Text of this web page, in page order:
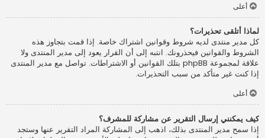
أعلى
لماذا أتلقى تحذيرات؟
كل مدير منتدى لديه شروط وقوانين اشتراك خاصة. إذا قمت بتجاوز هذه
الشروط والقوانين فيحذرونك. انتبه إلى أن القرار يعود إلى مدير المنتدى ولا
علاقة لمجموعة phpBB بتلك القوانين أو الاشتراطات. تواصل مع مدير المنتدى
إذا كنت غير متأكد من سبب التحذيرات.
أعلى
كيف يمكنني إرسال التقرير عن مشاركة للمشرف؟
إذا سمح مدير المنتدى بذلك، اذهب إلى المشاركة المراد التقرير عنها وستجد